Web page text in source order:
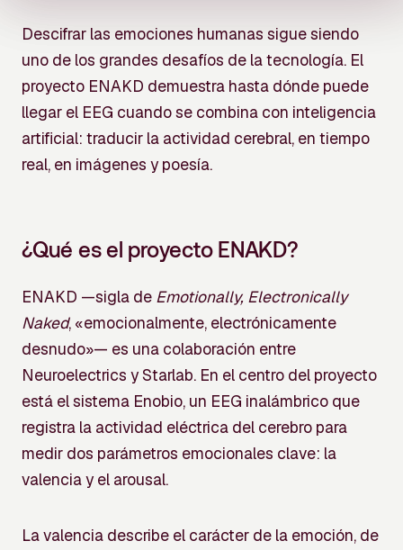
Descifrar las emociones humanas sigue siendo
uno de los grandes desafíos de la tecnología. El
proyecto ENAKD demuestra hasta dónde puede
llegar el EEG cuando se combina con inteligencia
artificial: traducir la actividad cerebral, en tiempo
real, en imágenes y poesía.
¿Qué es el proyecto ENAKD?
ENAKD —sigla de Emotionally, Electronically
Naked, «emocionalmente, electrónicamente
desnudo»— es una colaboración entre
Neuroelectrics y Starlab. En el centro del proyecto
está el sistema Enobio, un EEG inalámbrico que
registra la actividad eléctrica del cerebro para
medir dos parámetros emocionales clave: la
valencia y el arousal.
La valencia describe el carácter de la emoción, de